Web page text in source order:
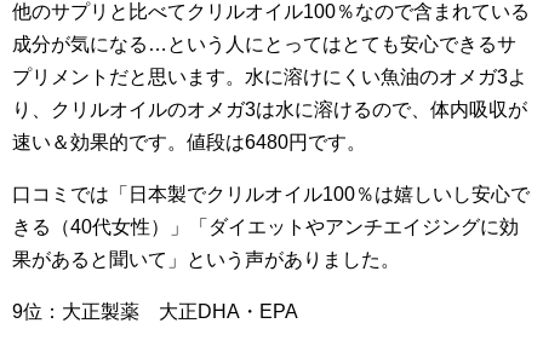
他のサプリと比べてクリルオイル100％なので含まれている
成分が気になる…という人にとってはとても安心できるサ
プリメントだと思います。水に溶けにくい魚油のオメガ3よ
り、クリルオイルのオメガ3は水に溶けるので、体内吸収が
速い＆効果的です。値段は6480円です。
口コミでは「日本製でクリルオイル100％は嬉しいし安心で
きる（40代女性）」「ダイエットやアンチエイジングに効
果があると聞いて」という声がありました。
9位：大正製薬 大正DHA・EPA